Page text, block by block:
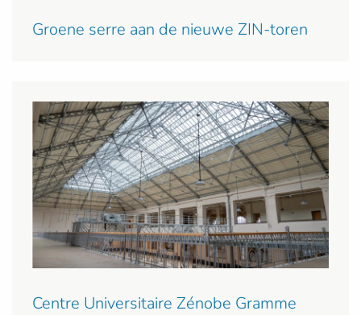
Groene serre aan de nieuwe ZIN-toren
Centre Universitaire Zénobe Gramme